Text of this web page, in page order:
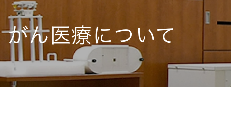
がん医療について